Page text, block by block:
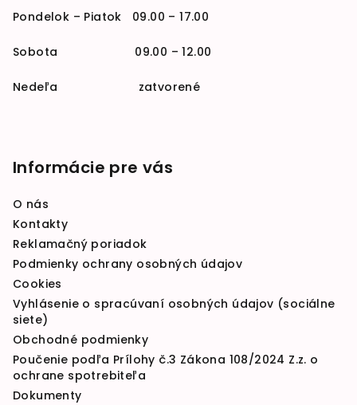
Pondelok – Piatok 09.00 – 17.00
Sobota 09.00 – 12.00
Nedeľa zatvorené
Informácie pre vás
O nás
Kontakty
Reklamačný poriadok
Podmienky ochrany osobných údajov
Cookies
Vyhlásenie o spracúvaní osobných údajov (sociálne
siete)
Obchodné podmienky
Poučenie podľa Prílohy č.3 Zákona 108/2024 Z.z. o
ochrane spotrebiteľa
Dokumenty